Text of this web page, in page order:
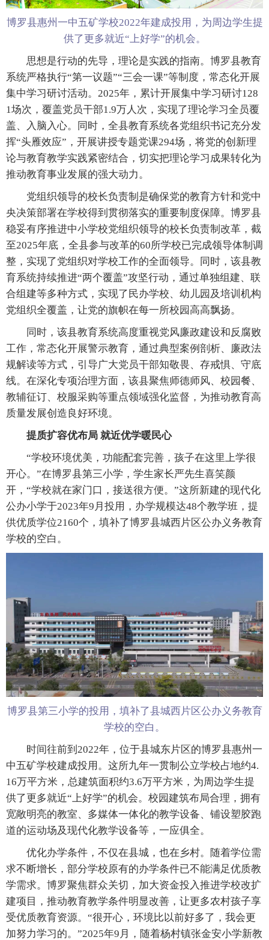
博罗县惠州一中五矿学校2022年建成投用，为周边学生提
供了更多就近“上好学”的机会。
思想是行动的先导，理论是实践的指南。博罗县教育
系统严格执行“第一议题”“三会一课”等制度，常态化开展
集中学习研讨活动。2025年，累计开展集中学习研讨128
1场次，覆盖党员干部1.9万人次，实现了理论学习全员覆
盖、入脑入心。同时，全县教育系统各党组织书记充分发
挥“头雁效应”，开展讲授专题党课294场，将党的创新理
论与教育教学实践紧密结合，切实把理论学习成果转化为
推动教育事业发展的强大动力。
党组织领导的校长负责制是确保党的教育方针和党中
央决策部署在学校得到贯彻落实的重要制度保障。博罗县
稳妥有序推进中小学校党组织领导的校长负责制改革，截
至2025年底，全县参与改革的60所学校已完成领导体制调
整，实现了党组织对学校工作的全面领导。同时，该县教
育系统持续推进“两个覆盖”攻坚行动，通过单独组建、联
合组建等多种方式，实现了民办学校、幼儿园及培训机构
党组织全覆盖，让党的旗帜在每一所校园高高飘扬。
同时，该县教育系统高度重视党风廉政建设和反腐败
工作，常态化开展警示教育，通过典型案例剖析、廉政法
规解读等方式，引导广大党员干部知敬畏、存戒惧、守底
线。在深化专项治理方面，该县聚焦师德师风、校园餐、
教辅征订、校服采购等重点领域强化监督，为推动教育高
质量发展创造良好环境。
提质扩容优布局 就近优学暖民心
“学校环境优美，功能配套完善，孩子在这里上学很
开心。”在博罗县第三小学，学生家长严先生喜笑颜
开，“学校就在家门口，接送很方便。”这所新建的现代化
公办小学于2023年9月投用，办学规模达48个教学班，提
供优质学位2160个，填补了博罗县城西片区公办义务教育
学校的空白。
博罗县第三小学的投用，填补了县城西片区公办义务教育
学校的空白。
时间往前到2022年，位于县城东片区的博罗县惠州一
中五矿学校建成投用。这所九年一贯制公立学校占地约4.
16万平方米，总建筑面积约3.6万平方米，为周边学生提
供了更多就近“上好学”的机会。校园建筑布局合理，拥有
宽敞明亮的教室、多媒体一体化的教学设备、铺设塑胶跑
道的运动场及现代化教学设备等，一应俱全。
优化办学条件，不仅在县城，也在乡村。随着学位需
求不断增长，部分学校原有的办学条件已不能满足优质教
学需求。博罗聚焦群众关切，加大资金投入推进学校改扩
建项目，推动教育教学条件明显改善，让更多农村孩子享
受优质教育资源。“很开心，环境比以前好多了，我会更
加努力学习的。”2025年9月，随着杨村镇张金安小学新教